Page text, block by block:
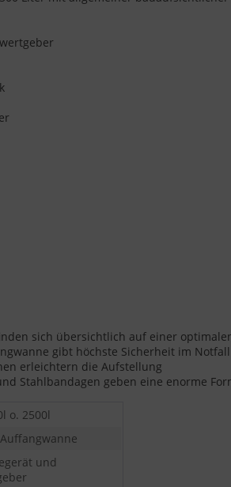
sich übersichtlich auf einer
gibt höchste Sicherheit im Notfall
erleichtern die Aufstellung
Stahlbandagen geben eine enorme
o. 2500l
und